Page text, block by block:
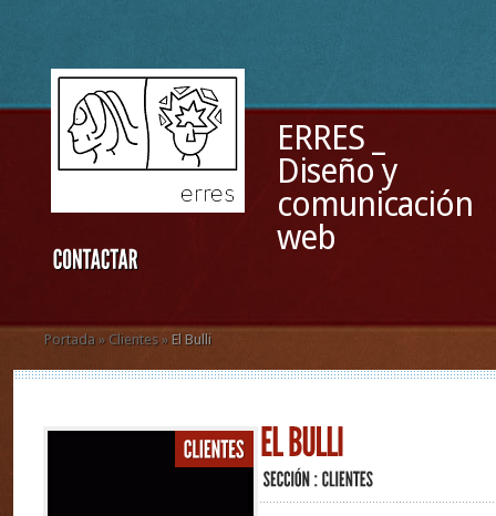
ERRES _
Diseño y
comunicación
web
Portada » Clientes » El Bulli